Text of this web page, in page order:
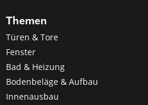
Themen
Türen & Tore
Fenster
Bad & Heizung
Bodenbeläge & Aufbau
Innenausbau